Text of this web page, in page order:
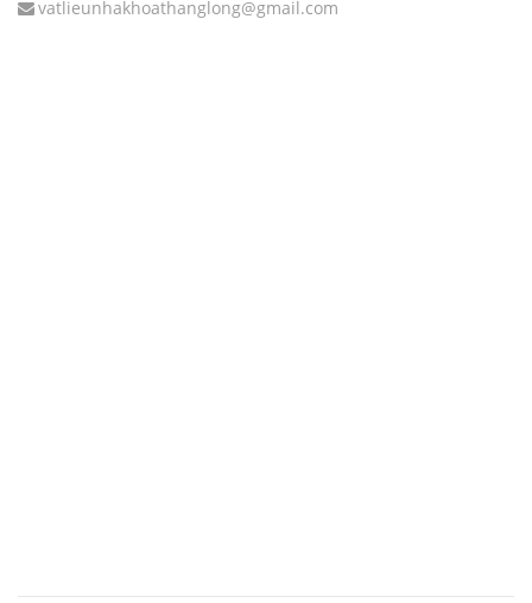
vatlieunhakhoathanglong@gmail.com